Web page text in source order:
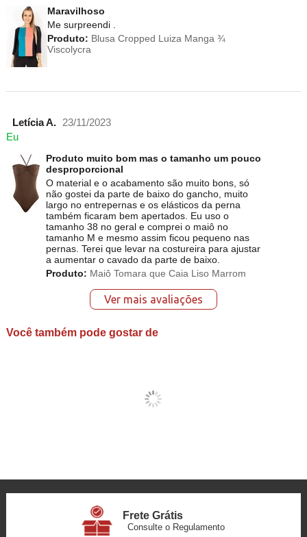
Maravilhoso
Me surpreendi .
Produto: Blusa Cropped Luiza Manga ¾
Viscolycra
Letícia A.
23/11/2023
Eu
Produto muito bom mas o tamanho um pouco
desproporcional
O material e o acabamento são muito bons, só
não gostei da parte de baixo do gancho, muito
largo no entrepernas e os elásticos da perna
também ficaram bem apertados. Eu uso o
tamanho 38 no geral e comprei o maiô no
tamanho M e mesmo assim ficou pequeno nas
pernas. Terei que levar na costureira para ajustar
a aumentar o cavado da parte de baixo.
Produto: Maiô Tomara que Caia Liso Marrom
Ver mais avaliações
Você também pode gostar de
Frete Grátis
Consulte o Regulamento